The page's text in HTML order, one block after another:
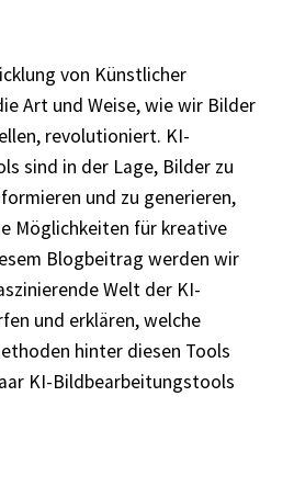
von Künstlicher
Art und Weise, wie wir Bilder
revolutioniert. KI-
sind in der Lage, Bilder zu
und zu generieren,
Möglichkeiten für kreative
Blogbeitrag werden wir
Welt der KI-
und erklären, welche
hinter diesen Tools
KI-Bildbearbeitungstools